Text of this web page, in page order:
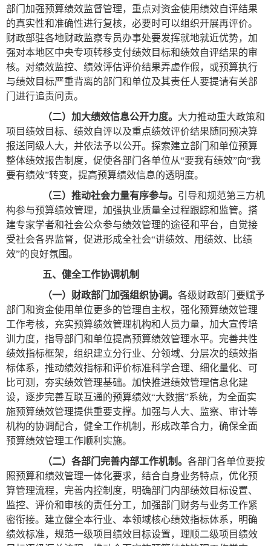
部门加强预算绩效监督管理，重点对资金使用绩效自评结果
的真实性和准确性进行复核，必要时可以组织开展再评价。
财政部驻各地财政监察专员办事处要发挥就地就近优势，加
强对本地区中央专项转移支付绩效目标和绩效自评结果的审
核。对绩效监控、绩效评估评价结果弄虚作假，或预算执行
与绩效目标严重背离的部门和单位及其责任人要提请有关部
门进行追责问责。
（二）加大绩效信息公开力度。 大力推动重大政策和
项目绩效目标、绩效自评以及重点绩效评价结果随同预决算
报送同级人大，并依法予以公开。探索建立部门和单位预算
整体绩效报告制度，促使各部门各单位从“要我有绩效”向“我
要有绩效”转变，提高预算绩效信息的透明度。
（三）推动社会力量有序参与。 引导和规范第三方机
构参与预算绩效管理，加强执业质量全过程跟踪和监管。搭
建专家学者和社会公众参与绩效管理的途径和平台，自觉接
受社会各界监督，促进形成全社会“讲绩效、用绩效、比绩
效”的良好氛围。
五、健全工作协调机制
（一）财政部门加强组织协调。 各级财政部门要赋予
部门和资金使用单位更多的管理自主权，强化预算绩效管理
工作考核，充实预算绩效管理机构和人员力量，加大宣传培
训力度，指导部门和单位提高预算绩效管理水平。完善共性
绩效指标框架，组织建立分行业、分领域、分层次的绩效指
标体系，推动绩效指标和评价标准科学合理、细化量化、可
比可测，夯实绩效管理基础。加快推进绩效管理信息化建
设，逐步完善互联互通的预算绩效“大数据”系统，为全面实
施预算绩效管理提供重要支撑。加强与人大、监察、审计等
机构的协调配合，健全工作机制，形成改革合力，确保全面
预算绩效管理工作顺利实施。
（二）各部门完善内部工作机制。 各部门各单位要按
照预算和绩效管理一体化要求，结合自身业务特点，优化预
算管理流程，完善内控制度，明确部门内部绩效目标设置、
监控、评价和审核的责任分工，加强部门财务与业务工作紧
密衔接。建立健全本行业、本领域核心绩效指标体系，明确
绩效标准，规范一级项目绩效目标设置，理顺二级项目绩效